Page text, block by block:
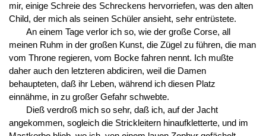
mir, einige Schreie des Schreckens hervorriefen, was den alten
Child, der mich als seinen Schüler ansieht, sehr entrüstete.
An einem Tage verlor ich so, wie der große Corse, all
meinen Ruhm in der großen Kunst, die Zügel zu führen, die man
vom Throne regieren, vom Bocke fahren nennt. Ich mußte
daher auch den letzteren abdiciren, weil die Damen
behaupteten, daß ihr Leben, während ich diesen Platz
einnähme, in zu großer Gefahr schwebte.
Dieß verdroß mich so sehr, daß ich, auf der Jacht
angekommen, sogleich die Strickleitern hinaufkletterte, und im